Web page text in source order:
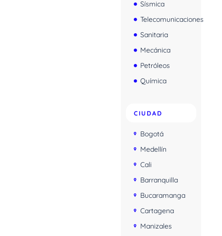
Sísmica
Telecomunicaciones
Sanitaria
Mecánica
Petróleos
Química
CIUDAD
Bogotá
Medellín
Cali
Barranquilla
Bucaramanga
Cartagena
Manizales